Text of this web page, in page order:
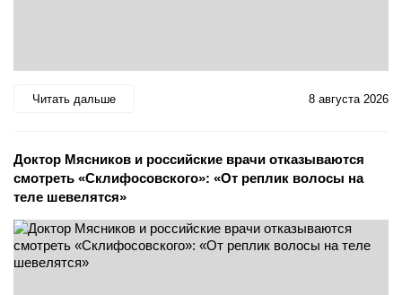
Читать дальше 8 августа 2026
Доктор Мясников и российские врачи отказываются
смотреть «Склифосовского»: «От реплик волосы на
теле шевелятся»